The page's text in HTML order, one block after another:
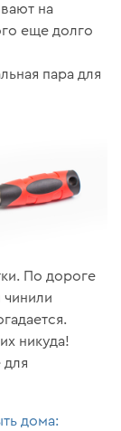
на
еще долго
пара для
По дороге
никуда!
для
дома: